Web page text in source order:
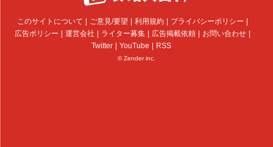
このサイトについて ご意見/要望 利用規約
プライバシーポリシー
広告ポリシー
運営会社 ライター募集 広告掲載依頼
お問い合わせ
Twitter
YouTube RSS
© Zender inc.